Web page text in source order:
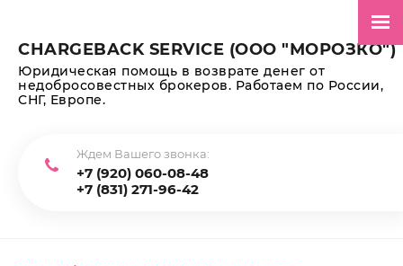
CHARGEBACK SERVICE (ООО "МОРОЗКО")
Юридическая помощь в возврате денег от
недобросовестных брокеров. Работаем по России,
СНГ, Европе.
Ждем Вашего звонка:
+7 (920) 060-08-48
+7 (831) 271-96-42